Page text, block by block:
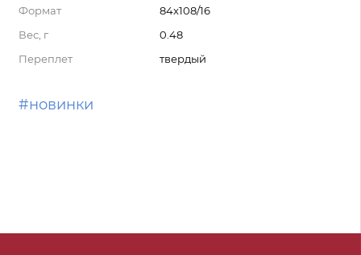
Формат
84x108/16
Вес, г
0.48
Переплет
твердый
#новинки